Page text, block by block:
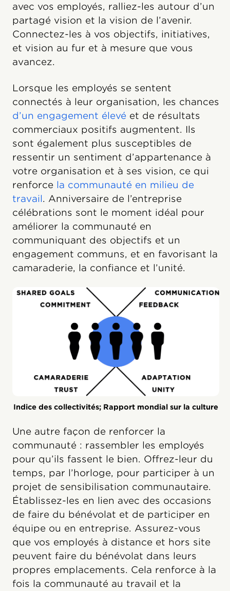
avec vos employés, ralliez-les autour d’un
partagé vision et la vision de l’avenir.
Connectez-les à vos objectifs, initiatives,
et vision au fur et à mesure que vous
avancez.
Lorsque les employés se sentent
connectés à leur organisation, les chances
d’un engagement élevé et de résultats
commerciaux positifs augmentent. Ils
sont également plus susceptibles de
ressentir un sentiment d’appartenance à
votre organisation et à ses vision, ce qui
renforce la communauté en milieu de
travail. Anniversaire de l’entreprise
célébrations sont le moment idéal pour
améliorer la communauté en
communiquant des objectifs et un
engagement communs, et en favorisant la
camaraderie, la confiance et l’unité.
Indice des collectivités; Rapport mondial sur la culture
Une autre façon de renforcer la
communauté : rassembler les employés
pour qu’ils fassent le bien. Offrez-leur du
temps, par l’horloge, pour participer à un
projet de sensibilisation communautaire.
Établissez-les en lien avec des occasions
de faire du bénévolat et de participer en
équipe ou en entreprise. Assurez-vous
que vos employés à distance et hors site
peuvent faire du bénévolat dans leurs
propres emplacements. Cela renforce à la
fois la communauté au travail et la